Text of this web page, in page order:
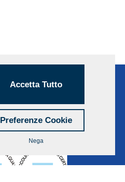
Accetta Tutto
Preferenze Cookie
Nega